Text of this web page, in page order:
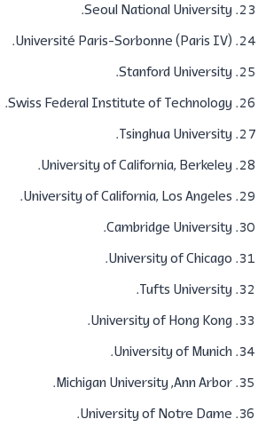
​Seoul National University.
Université Paris-Sorbonne (Paris IV).
Stanford University.
Swiss Federal Institute of Technology.
Tsinghua University.
​University of California, Berkeley.
​University of California, Los Angeles.
​Cambridge University.
University of Chicago.
Tufts University.
University of Hong Kong.
University of Munich.
​​Michigan University ,Ann Arbor.
University of Notre Dame.